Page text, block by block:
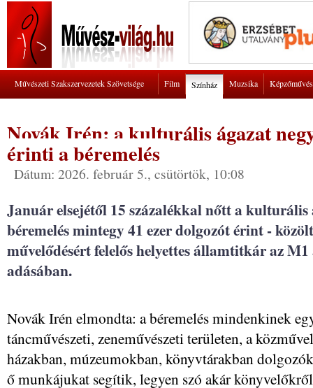
Művészeti Szakszervezetek Szövetsége Film Színház Muzsika
Novák Irén: a kulturális ágazat
érinti a béremelés
Dátum: 2026. február 5., csütörtök, 10:08
Január elsejétől 15 százalékkal nőtt a kulturális
béremelés mintegy 41 ezer dolgozót érint -
művelődésért felelős helyettes államtitkár az
adásában.
Novák Irén elmondta: a béremelés mindenkinek
táncművészeti, zeneművészeti területen, a
házakban, múzeumokban, könyvtárakban
ő munkájukat segítik, legyen szó akár